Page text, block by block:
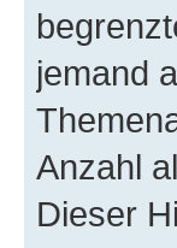
jemand
Anzahl
Dieser